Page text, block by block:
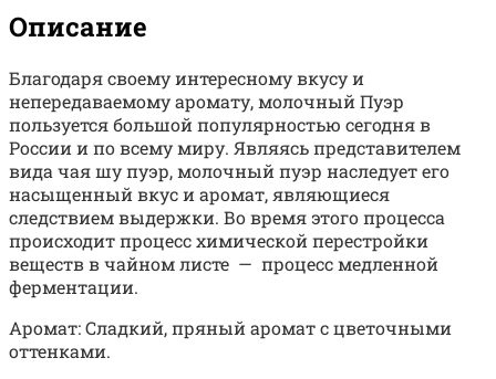
Описание
Благодаря своему интересному вкусу и
непередаваемому аромату, молочный Пуэр
пользуется большой популярностью сегодня в
России и по всему миру. Являясь представителем
вида чая шу пуэр, молочный пуэр наследует его
насыщенный вкус и аромат, являющиеся
следствием выдержки. Во время этого процесса
происходит процесс химической перестройки
веществ в чайном листе — процесс медленной
ферментации.
Аромат: Сладкий, пряный аромат с цветочными
оттенками.